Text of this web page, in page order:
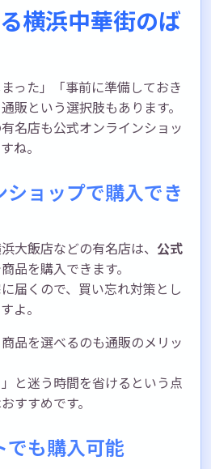
横浜中華街のば
った」「事前に準備しておき
販という選択肢もあります。
名店も公式オンラインショッ
ね。
ョップで購入でき
大飯店などの有名店は、 公式
品を購入できます。
届くので、買い忘れ対策とし
よ。
品を選べるのも通販のメリッ
と迷う時間を省けるという点
すすめです。
でも購入可能